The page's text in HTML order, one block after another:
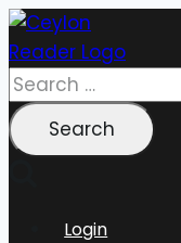
Skip
to
content
Search
for:
Login